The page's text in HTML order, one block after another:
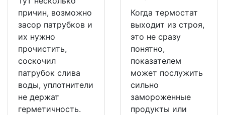
причин, возможно
засор патрубков и
их нужно
прочистить,
соскочил
патрубок слива
воды, уплотнители
не держат
герметичность.
Когда термостат
выходит из строя,
это не сразу
понятно,
показателем
может послужить
сильно
замороженные
продукты или